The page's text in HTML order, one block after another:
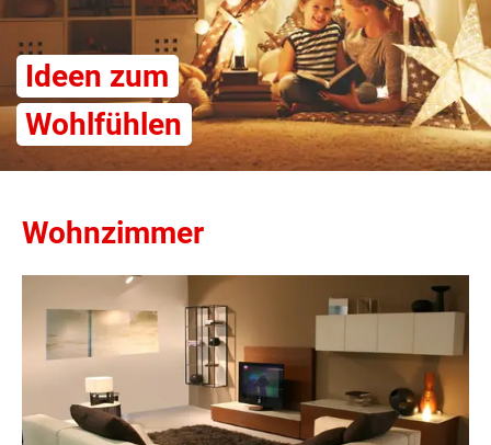
Ideen zum
Wohlfühlen
Wohnzimmer